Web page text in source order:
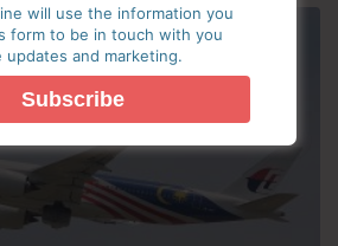
will use the information you
form to be in touch with you
updates and marketing.